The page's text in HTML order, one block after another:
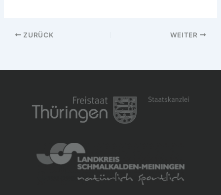
ZURÜCK WEITER